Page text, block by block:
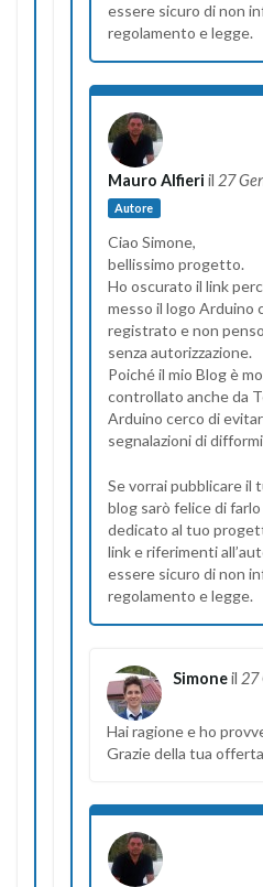
essere sicuro di non
regolamento e legge.
Mauro Alfieri il 27
Autore
Ciao Simone,
bellissimo progetto.
Ho oscurato il link
messo il logo Arduino
registrato e non
senza autorizzazione.
Poiché il mio Blog è
controllato anche da
Arduino cerco di
segnalazioni di
Se vorrai pubblicare il
blog sarò felice di
dedicato al tuo
link e riferimenti
essere sicuro di non
regolamento e legge.
Simoneil 27
Hai ragione e ho
Grazie della tua